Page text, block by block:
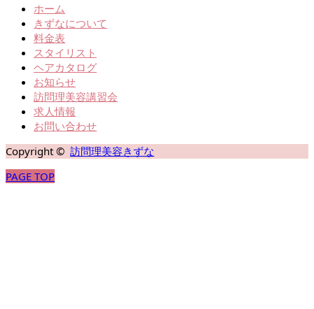
ホーム
きずなについて
料金表
スタイリスト
ヘアカタログ
お知らせ
訪問理美容講習会
求人情報
お問い合わせ
Copyright © 訪問理美容きずな
PAGE TOP